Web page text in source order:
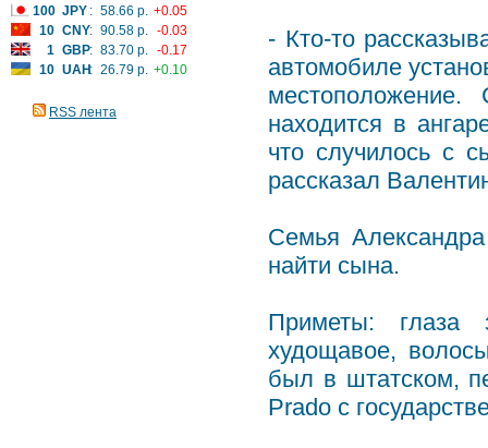
100 JPY : 58.66 р. +0.05
10 CNY: 90.58 р. -0.03
1 GBP: 83.70 р. -0.17
10 UAH: 26.79 р. +0.10
RSS лента
- Кто-то
автомобиле
местоположение.
находится в
что случилось с
рассказал
Семья
найти сына.
Приметы: глаза
худощавое,
был в штатском,
Prado с